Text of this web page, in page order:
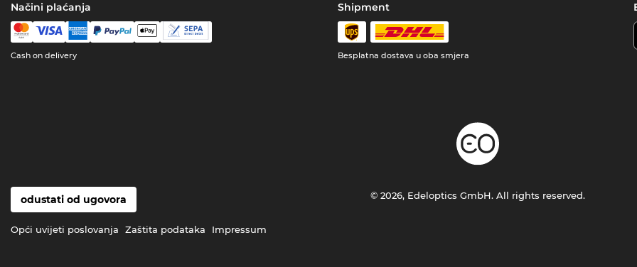
Načini plaćanja
Cash on delivery
Shipment
Besplatna dostava u oba smjera
odustati od ugovora
Opći uvijeti poslovanja Zaštita podataka Impressum
© 2026, Edeloptics GmbH. All rights reserved.